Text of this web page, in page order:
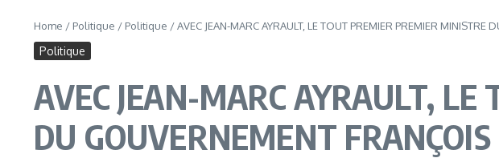
Home / Politique / Politique /AVEC JEAN-MARC AYRAULT, LE TOUT PREMIER PREMIER MINISTRE
Politique
AVEC JEAN-MARC AYRAULT,
DU GOUVERNEMENT